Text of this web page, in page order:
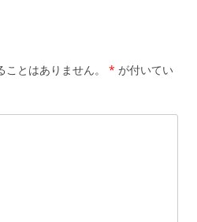
とはありません。 * が付いてい